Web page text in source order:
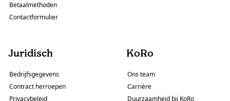
Betaalmethoden
Contactformulier
Juridisch
Bedrijfsgegevens
Contract herroepen
Privacybeleid
KoRo
Ons team
Carrière
Duurzaamheid bij KoRo